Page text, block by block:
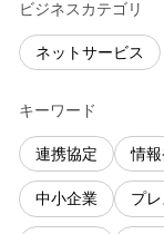
ビジネスカテゴリ
ネットサービス
キーワード
連携協定 情
中小企業 プ